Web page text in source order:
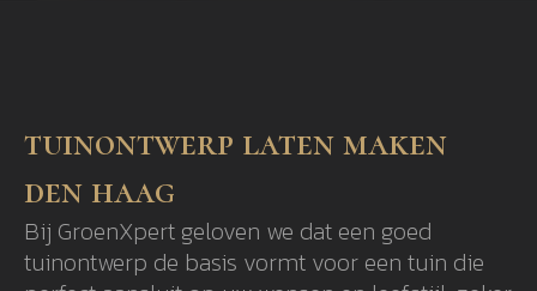
tuinontwerp laten maken
den haag
Bij GroenXpert geloven we dat een goed
tuinontwerp de basis vormt voor een tuin die